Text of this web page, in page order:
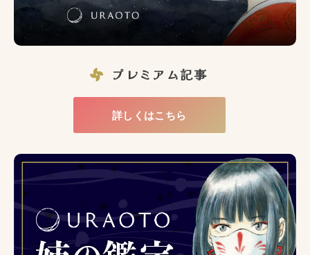
プレミアム記事
詳しくはこちら